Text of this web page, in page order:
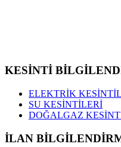
KESİNTİ
ELEKTRİK
SU KESİNTİLERİ
DOĞALGAZ
İLAN